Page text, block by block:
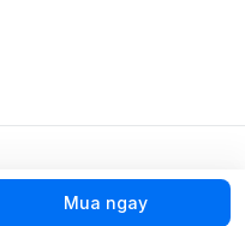
Mua ngay